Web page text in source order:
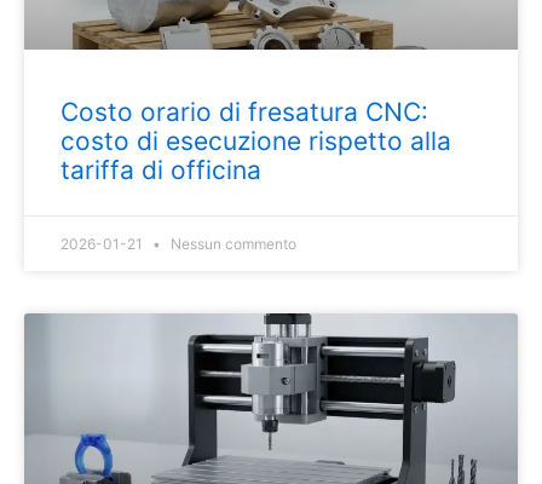
Costo orario di fresatura CNC:
costo di esecuzione rispetto alla
tariffa di officina
2026-01-21 Nessun commento